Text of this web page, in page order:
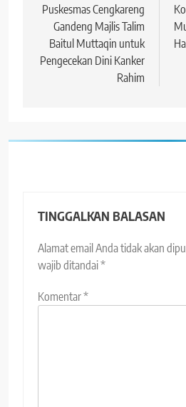
pos
Puskesmas Cengkareng
Gandeng Majlis Talim
Baitul Muttaqin untuk
Pengecekan Dini Kanker
Rahim
TINGGALKAN BALASAN
Alamat email Anda tidak akan
wajib ditandai*
Komentar*